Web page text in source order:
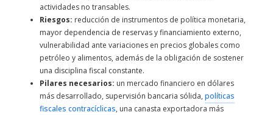
actividades no transables.
Riesgos: reducción de instrumentos de política monetaria,
mayor dependencia de reservas y financiamiento externo,
vulnerabilidad ante variaciones en precios globales como
petróleo y alimentos, además de la obligación de sostener
una disciplina fiscal constante.
Pilares necesarios: un mercado financiero en dólares
más desarrollado, supervisión bancaria sólida, políticas
fiscales contracíclicas, una canasta exportadora más